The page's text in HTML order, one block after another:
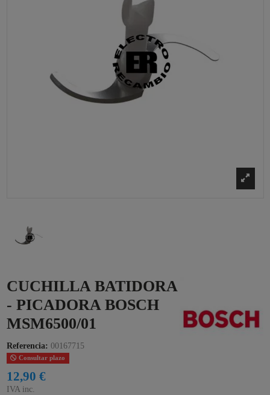
CUCHILLA BATIDORA
- PICADORA BOSCH
MSM6500/01
Referencia: 00167715
Consultar plazo
12,90 €
IVA inc.